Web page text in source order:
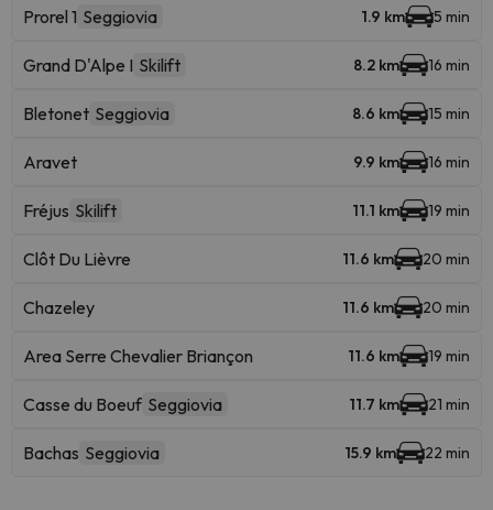
Prorel 1 Seggiovia 1.9 km 5 min
Grand D'Alpe I Skilift 8.2 km 16 min
Bletonet Seggiovia 8.6 km 15 min
Aravet 9.9 km 16 min
Fréjus Skilift 11.1 km 19 min
Clôt Du Lièvre 11.6 km 20 min
Chazeley 11.6 km 20 min
Area Serre Chevalier Briançon 11.6 km 19 min
Casse du Boeuf Seggiovia 11.7 km 21 min
Bachas Seggiovia 15.9 km 22 min